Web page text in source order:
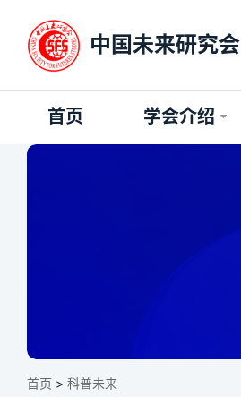
中国未来研究会
首页 学会介绍
首页 > 科普未来